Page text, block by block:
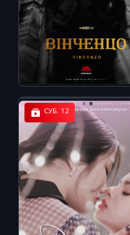
СУБ. 12